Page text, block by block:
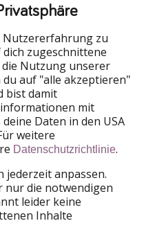
Group
HolidayPirates
WakacyjniPiraci
Ferienpiraten
ViajerosPiratas
Nutzererfahrung zu
zugeschnittene
Nutzung unserer
auf "alle akzeptieren"
bist damit
mit
Daten in den USA
weitere
Datenschutzrichtlinie.
jederzeit anpassen.
nur die notwendigen
leider keine
Inhalte